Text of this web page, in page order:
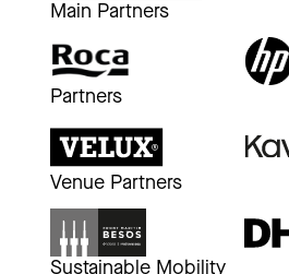
Main Partners
Partners
Venue Partners
Sustainable Mobility